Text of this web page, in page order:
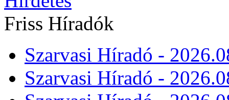
Friss Híradók
Szarvasi Híradó -
Szarvasi Híradó -